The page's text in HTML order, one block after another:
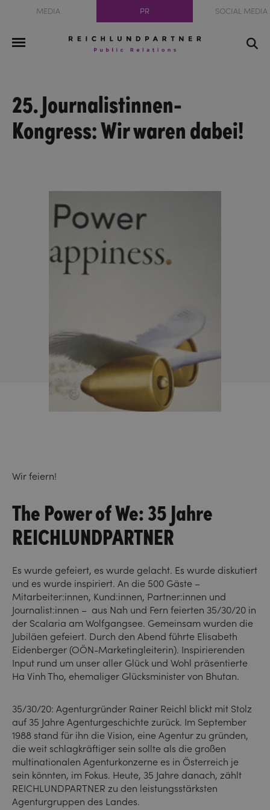
MEDIA PR SOCIAL MEDIA
25. Journalistinnen-
Kongress: Wir waren dabei!
Wir feiern!
The Power of We: 35 Jahre
REICHLUNDPARTNER
Es wurde gefeiert, es wurde gelacht. Es wurde diskutiert
und es wurde inspiriert. An die 500 Gäste –
Mitarbeiter:innen, Kund:innen, Partner:innen und
Journalist:innen – aus Nah und Fern feierten 35/30/20 in
der Scalaria am Wolfgangsee. Gemeinsam wurden die
Jubiläen gefeiert. Durch den Abend führte Elisabeth
Eidenberger (OÖN-Marketingleiterin). Inspirierenden
Input rund um unser aller Glück und Wohl präsentierte
Ha Vinh Tho, ehemaliger Glücksminister von Bhutan.
35/30/20: Agenturgründer Rainer Reichl blickt mit Stolz
auf 35 Jahre Agenturgeschichte zurück. Im September
1988 stand für ihn die Vision, eine Agentur zu gründen,
die weit schlagkräftiger sein sollte als die großen
multinationalen Agenturkonzerne es in Österreich je
sein könnten, im Fokus. Heute, 35 Jahre danach, zählt
REICHLUNDPARTNER zu den leistungsstärksten
Agenturgruppen des Landes.